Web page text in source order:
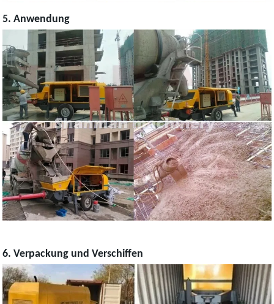
5. Anwendung
6. Verpackung und Verschiffen